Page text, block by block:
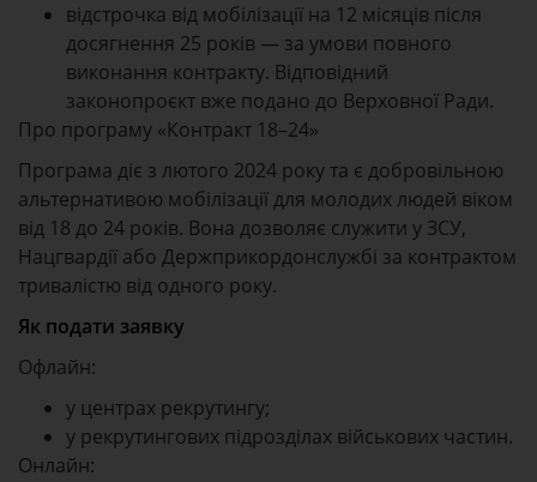
відстрочка від мобілізації на 12 місяців після
досягнення 25 років — за умови повного
виконання контракту. Відповідний
законопроєкт вже подано до Верховної Ради.
Про програму «Контракт 18–24»
Програма діє з лютого 2024 року та є добровільною
альтернативою мобілізації для молодих людей віком
від 18 до 24 років. Вона дозволяє служити у ЗСУ,
Нацгвардії або Держприкордонслужбі за контрактом
тривалістю від одного року.
Як подати заявку
Офлайн:
у центрах рекрутингу;
у рекрутингових підрозділах військових частин.
Онлайн: